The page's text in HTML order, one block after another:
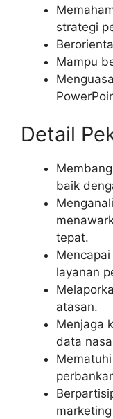
strategi
Mampu
Detail
baik
tepat.
layanan
atasan.
Menjaga
data